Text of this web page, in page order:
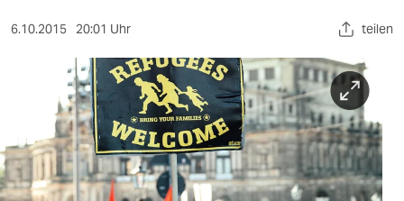
nord
wahrheit
6.10.2015 20:01 Uhr teilen